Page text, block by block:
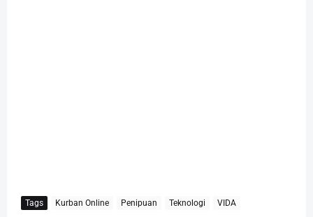
Tags Kurban Online Penipuan Teknologi VIDA